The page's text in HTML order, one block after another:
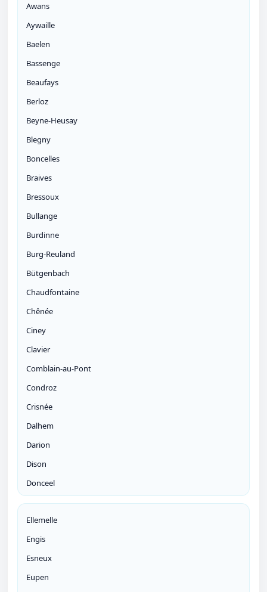
Awans
Aywaille
Baelen
Bassenge
Beaufays
Berloz
Beyne-Heusay
Blegny
Boncelles
Braives
Bressoux
Bullange
Burdinne
Burg-Reuland
Bütgenbach
Chaudfontaine
Chênée
Ciney
Clavier
Comblain-au-Pont
Condroz
Crisnée
Dalhem
Darion
Dison
Donceel
Ellemelle
Engis
Esneux
Eupen